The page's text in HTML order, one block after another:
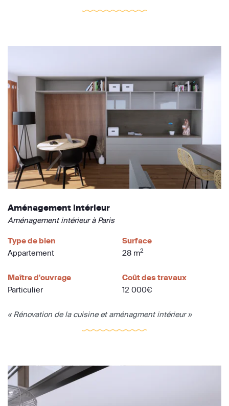
Aménagement intérieur
Aménagement intérieur à Paris
Type de bien
Appartement
Surface
28 m2
Maître d'ouvrage
Particulier
Coût des travaux
12 000€
« Rénovation de la cuisine et aménagment intérieur »